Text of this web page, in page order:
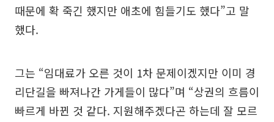
때문에 확 죽긴 했지만 애초에 힘들기도 했다”고 말
했다.
그는 “임대료가 오른 것이 1차 문제이겠지만 이미 경
리단길을 빠져나간 가게들이 많다”며 “상권의 흐름이
빠르게 바뀐 것 같다. 지원해주겠다곤 하는데 잘 모르